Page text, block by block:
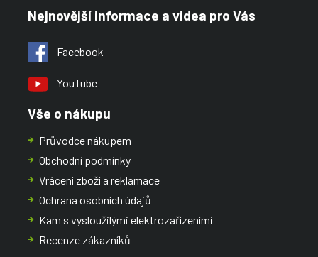
Nejnovější informace a videa pro Vás
Facebook
YouTube
Vše o nákupu
Průvodce nákupem
Obchodní podmínky
Vrácení zboží a reklamace
Ochrana osobních údajů
Kam s vysloužilými elektrozařízeními
Recenze zákazníků